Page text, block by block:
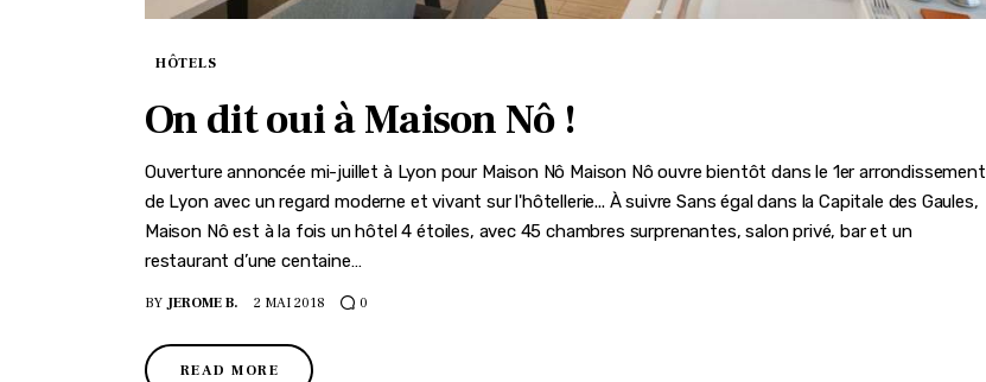
HÔTELS
On dit oui à Maison Nô !
Ouverture annoncée mi-juillet à Lyon pour Maison Nô Maison Nô ouvre bientôt dans le 1er arrondissement
de Lyon avec un regard moderne et vivant sur l'hôtellerie... À suivre Sans égal dans la Capitale des Gaules,
Maison Nô est à la fois un hôtel 4 étoiles, avec 45 chambres surprenantes, salon privé, bar et un
restaurant d’une centaine…
BY JEROME B. 2 MAI 2018 0
READ MORE